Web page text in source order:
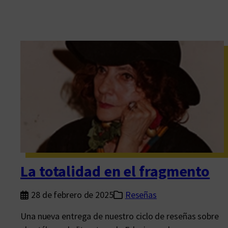
La totalidad en el fragmento
28 de febrero de 2025
Reseñas
Una nueva entrega de nuestro ciclo de reseñas sobre